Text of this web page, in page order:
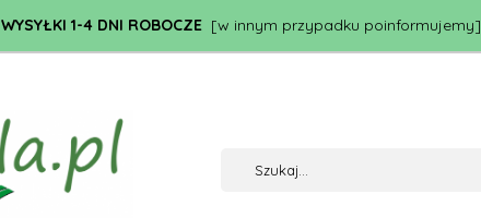
1-4 DNI ROBOCZE[w innym przypadku poinformujemy]